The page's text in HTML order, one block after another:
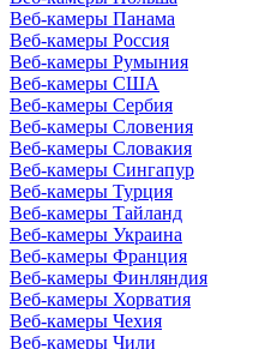
Веб-камеры Панама
Веб-камеры Россия
Веб-камеры Румыния
Веб-камеры США
Веб-камеры Сербия
Веб-камеры Словения
Веб-камеры Словакия
Веб-камеры Сингапур
Веб-камеры Турция
Веб-камеры Тайланд
Веб-камеры Украина
Веб-камеры Франция
Веб-камеры Финляндия
Веб-камеры Хорватия
Веб-камеры Чехия
Веб-камеры Чили